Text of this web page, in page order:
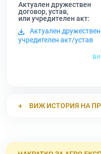
Актуален дружествен
договор, устав,
или учредителен акт:
Актуален
учредителен акт/устав
ВИЖ ИСТОРИЯ НА